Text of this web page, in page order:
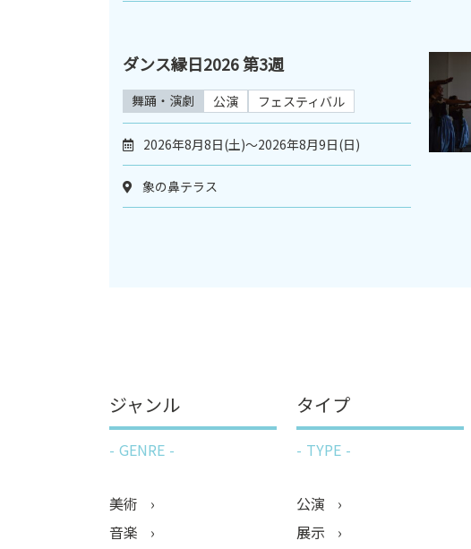
ダンス縁日2026 第3週
舞踊・演劇 公演 フェスティバル
2026年8月8日(土)～2026年8月9日(日)
象の鼻テラス
ジャンル
GENRE
美術
音楽
タイプ
TYPE
公演
展示